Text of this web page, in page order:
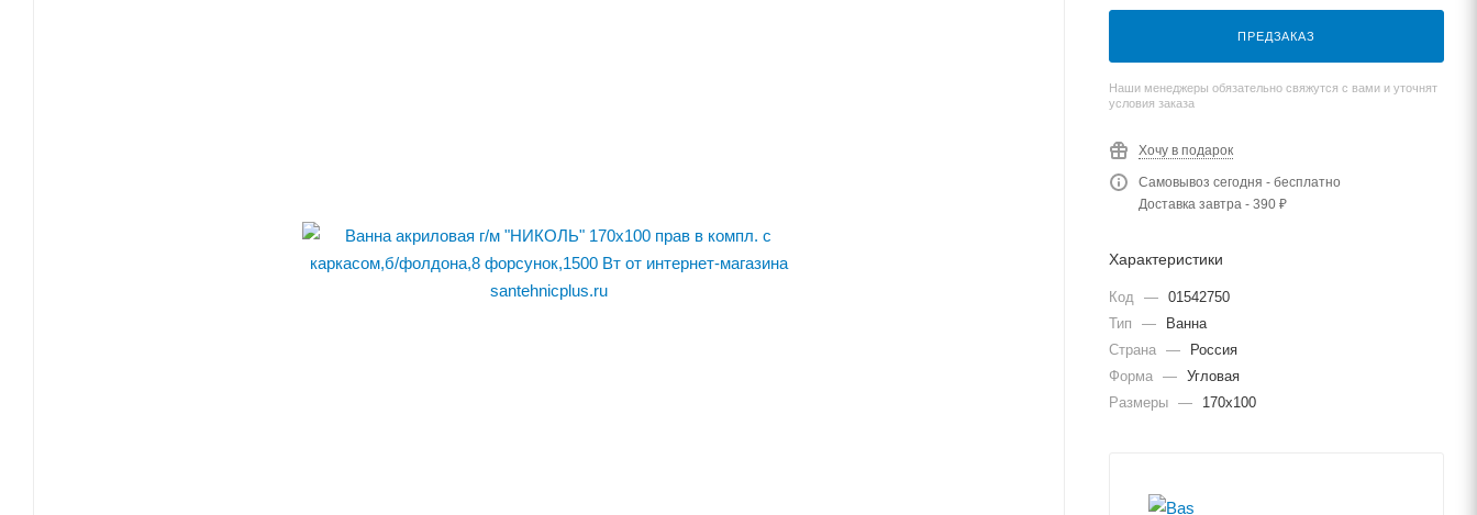
ПРЕДЗАКАЗ
Наши менеджеры обязательно свяжутся с вами и уточнят
условия заказа
Хочу в подарок
Самовывоз сегодня - бесплатно
Доставка завтра - 390 ₽
Характеристики
Код — 01542750
Тип
—
Ванна
Страна —
Россия
Форма — Угловая
Размеры — 170х100